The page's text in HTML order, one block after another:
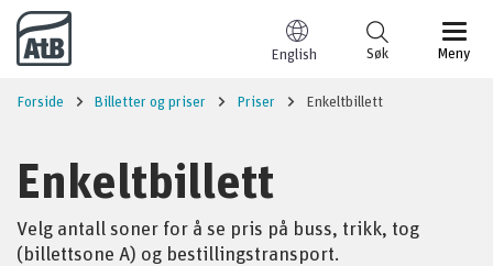
Til innhold
English Meny
Søk
Forside Billetter og priser Priser Enkeltbillett
Enkeltbillett
Velg antall soner for å se pris på buss, trikk, tog
(billettsone A) og bestillingstransport.